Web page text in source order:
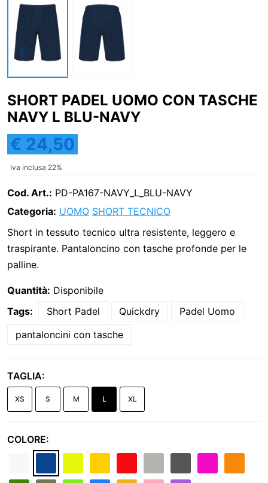
SHORT PADEL UOMO CON TASCHE
NAVY L BLU-NAVY
€ 24,50
Iva inclusa 22%
Cod. Art.: PD-PA167-NAVY_L_BLU-NAVY
Categoria: UOMO SHORT TECNICO
Short in tessuto tecnico ultra resistente, leggero e
traspirante. Pantaloncino con tasche profonde per le
palline.
Quantità: Disponibile
Tags:
Short Padel Quickdry
Padel Uomo
pantaloncini con tasche
TAGLIA:
XS S M L XL
COLORE: